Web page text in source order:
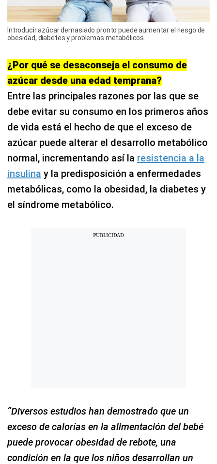
Introducir azúcar demasiado pronto puede aumentar el riesgo de
obesidad, diabetes y problemas metabólicos.
¿Por qué se desaconseja el consumo de
azúcar desde una edad temprana?
Entre las principales razones por las que se
debe evitar su consumo en los primeros años
de vida está el hecho de que el exceso de
azúcar puede alterar el desarrollo metabólico
normal, incrementando así la resistencia a la
insulina y la predisposición a enfermedades
metabólicas, como la obesidad, la diabetes y
el síndrome metabólico.
“Diversos estudios han demostrado que un
exceso de calorías en la alimentación del bebé
puede provocar obesidad de rebote, una
condición en la que los niños desarrollan un